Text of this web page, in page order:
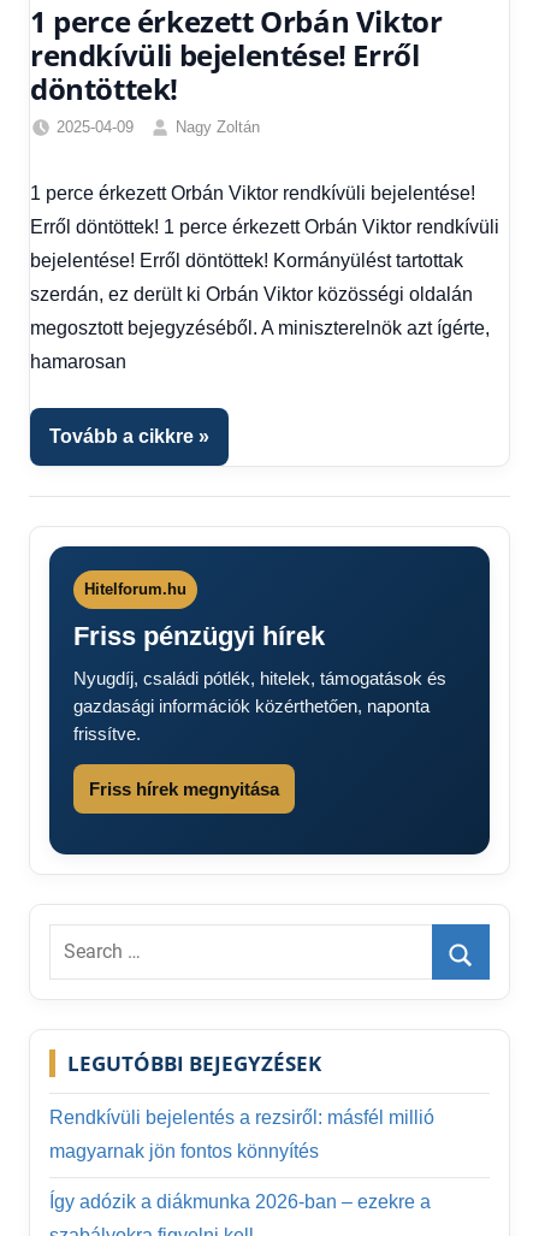
1 perce érkezett Orbán Viktor
rendkívüli bejelentése! Erről
döntöttek!
2025-04-09
Nagy Zoltán
hírek,
Gazdaság,
Hírek,
Hírek
kézből,
1 perce érkezett Orbán Viktor rendkívüli bejelentése!
Erről döntöttek! 1 perce érkezett Orbán Viktor rendkívüli
bejelentése! Erről döntöttek! Kormányülést tartottak
szerdán, ez derült ki Orbán Viktor közösségi oldalán
megosztott bejegyzéséből. A miniszterelnök azt ígérte,
hamarosan
Tovább a cikkre
Hitelforum.hu
Friss pénzügyi hírek
Nyugdíj, családi pótlék, hitelek, támogatások és
gazdasági információk közérthetően, naponta
frissítve.
Friss hírek megnyitása
Search
Search
LEGUTÓBBI BEJEGYZÉSEK
Rendkívüli bejelentés a rezsiről: másfél millió
magyarnak jön fontos könnyítés
Így adózik a diákmunka 2026-ban – ezekre a